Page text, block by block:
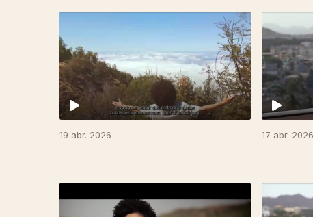
19 abr. 2026 17 abr. 2026